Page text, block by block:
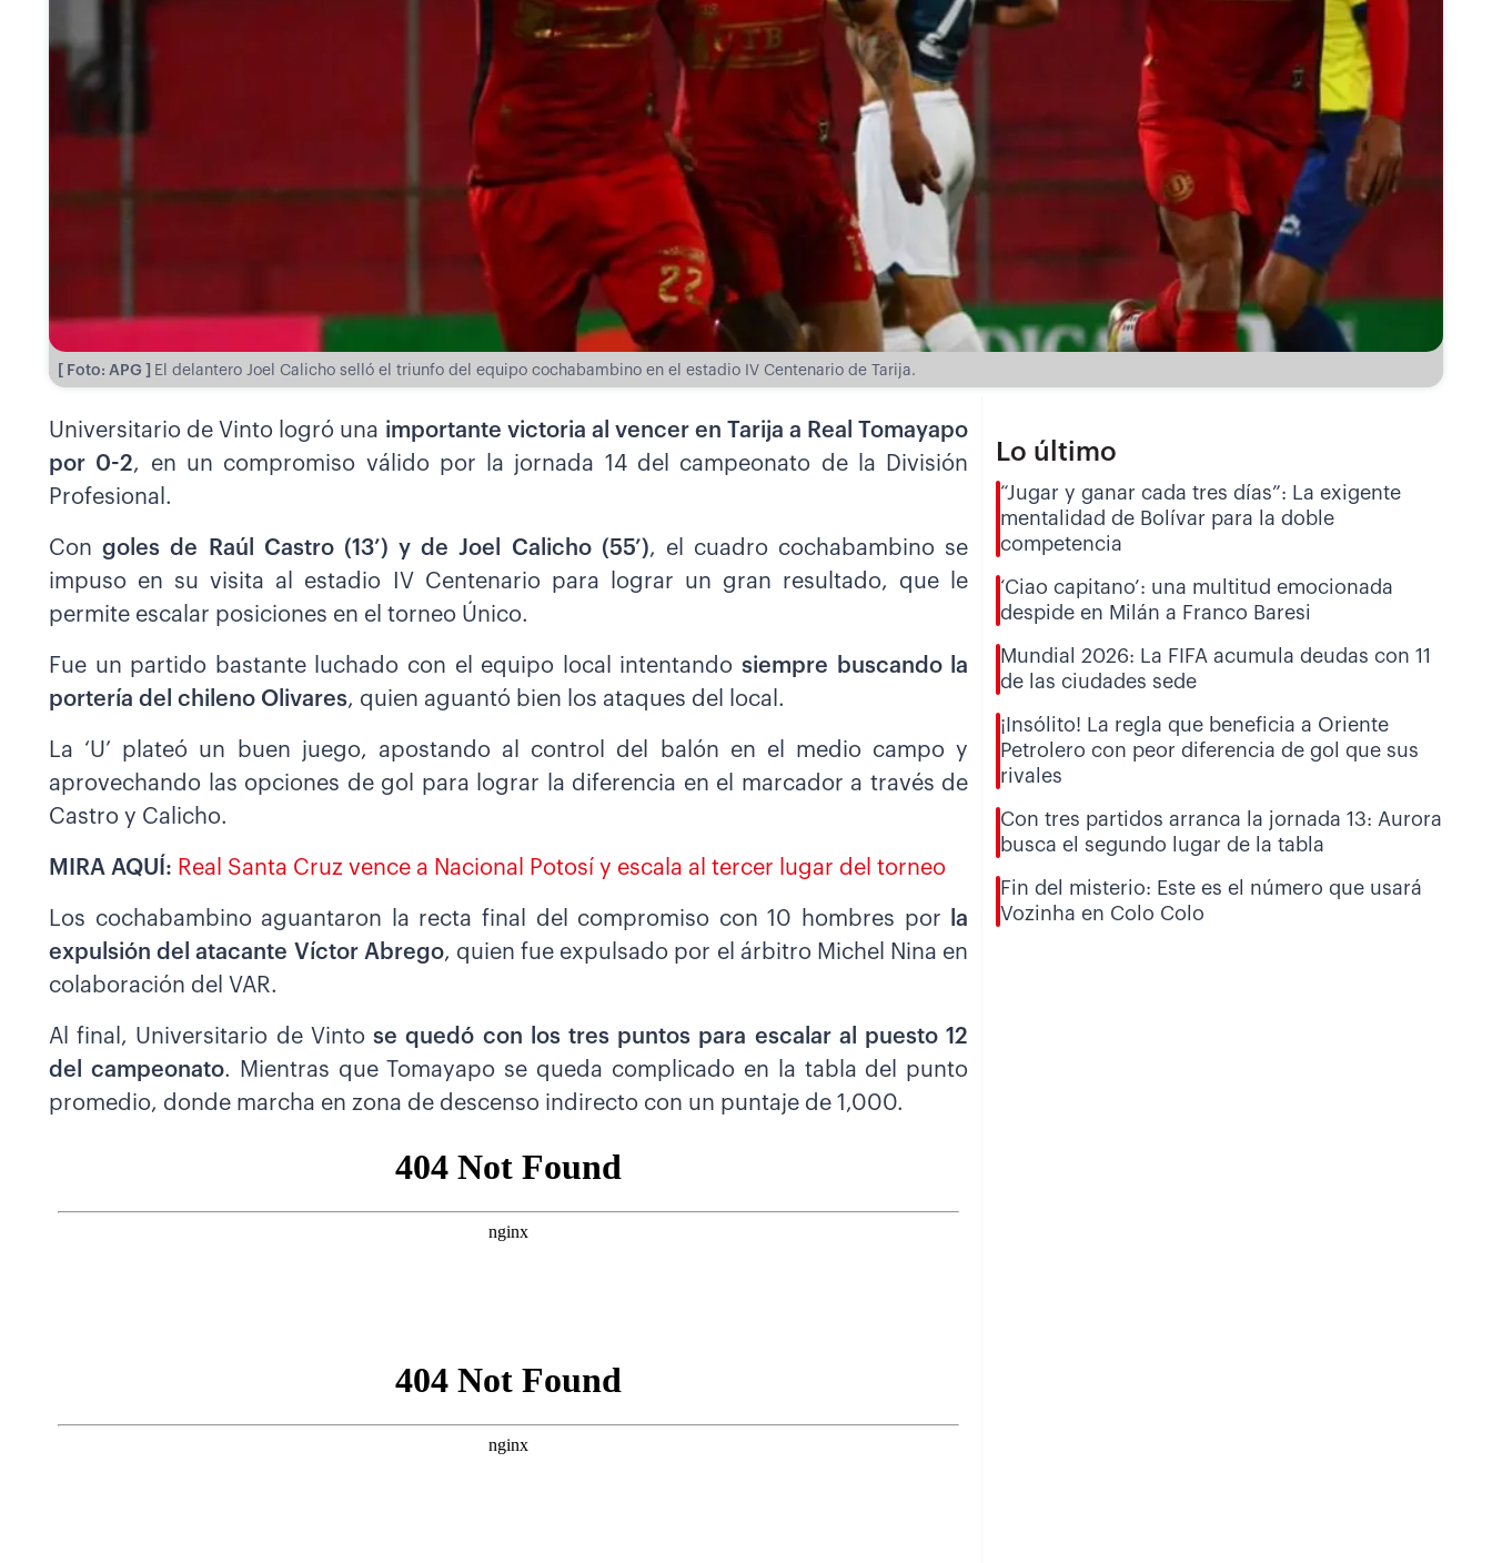
[ Foto: APG ] El delantero Joel Calicho selló el triunfo del equipo cochabambino en el estadio IV Centenario de Tarija.
Universitario de Vinto logró una importante victoria al vencer en Tarija a Real Tomayapo
por 0-2, en un compromiso válido por la jornada 14 del campeonato de la División
Profesional.
Congoles de Raúl Castro (13’) y de Joel Calicho (55’), el cuadro cochabambino se
impuso en su visita al estadio IV Centenario para lograr un gran resultado, que le
permite escalar posiciones en el torneo Único.
Fue un partido bastante luchado con el equipo local intentandosiempre buscando la
portería del chileno Olivares, quien aguantó bien los ataques del local.
La ‘U’ plateó un buen juego, apostando al control del balón en el medio campo y
aprovechando las opciones de gol para lograr la diferencia en el marcador a través de
Castro y Calicho.
MIRA AQUÍ: Real Santa Cruz vence a Nacional Potosí y escala al tercer lugar del torneo
Los cochabambino aguantaron la recta final del compromiso con 10 hombres por
la
expulsión del atacante Víctor Abrego, quien fue expulsado por el árbitro Michel Nina en
colaboración del VAR.
Al final, Universitario de Vintose quedó con los tres puntos para escalar al puesto 12
del campeonato. Mientras que Tomayapo se queda complicado en la tabla del punto
promedio, donde marcha en zona de descenso indirecto con un puntaje de 1,000.
Lo último
“Jugar y ganar cada tres días”: La exigente
mentalidad de Bolívar para la doble
competencia
‘Ciao capitano’: una multitud emocionada
despide en Milán a Franco Baresi
Mundial 2026: La FIFA acumula deudas con 11
de las ciudades sede
¡Insólito! La regla que beneficia a Oriente
Petrolero con peor diferencia de gol que sus
rivales
Con tres partidos arranca la jornada 13: Aurora
busca el segundo lugar de la tabla
Fin del misterio: Este es el número que usará
Vozinha en Colo Colo